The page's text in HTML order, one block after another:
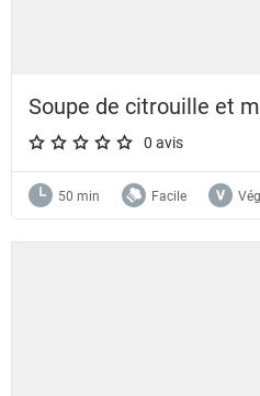
Soupe de citrouille et
A star rating of 0 out of 5.
0 avis
50 min Facile